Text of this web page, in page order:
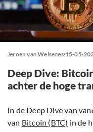
Jeroen van Welsenes 15-05-
Deep Dive:
achter de hoge
In de Deep Dive van
van Bitcoin (BTC) in de